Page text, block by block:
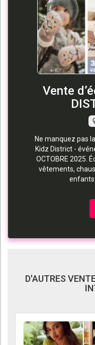
Vente
Ne manquez pas
Kidz District -
OCTOBRE 2025.
vêtements,
enfants
D'AUTRES